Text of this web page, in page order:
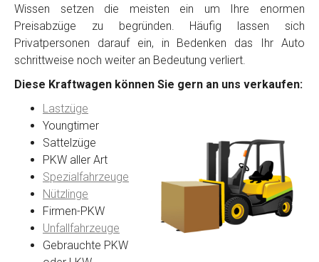
Wissen setzen die meisten ein um Ihre enormen
Preisabzüge zu begründen. Häufig lassen sich
Privatpersonen darauf ein, in Bedenken das Ihr Auto
schrittweise noch weiter an Bedeutung verliert.
Diese Kraftwagen können Sie gern an uns verkaufen:
Lastzüge
Youngtimer
Sattelzüge
PKW aller Art
Spezialfahrzeuge
Nützlinge
Firmen-PKW
Unfallfahrzeuge
Gebrauchte PKW